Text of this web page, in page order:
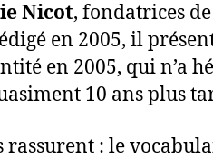
Nicot, fondatrices de
en 2005, il
en 2005, qui n’a
10 ans plus
rassurent : le